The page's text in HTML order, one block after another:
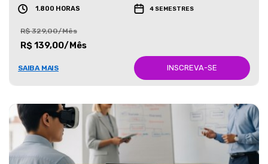
1.800 HORAS 4 SEMESTRES
R$ 329,00/Mês
R$ 139,00/Mês
SAIBA MAIS INSCREVA-SE